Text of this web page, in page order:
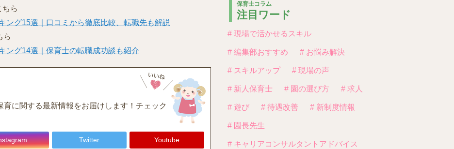
ら
ング15選｜口コミから徹底比較、転職先も解説
ら
ング14選｜保育士の転職成功談も紹介
に関する最新情報をお届けします！チェック
Twitter Youtube
保育士コラム
注目ワード
# 現場で活かせるスキル
# 編集部おすすめ # お悩み解決
# スキルアップ # 現場の声
# 新人保育士 # 園の選び方 # 求人
# 遊び # 待遇改善 # 新制度情報
# 園長先生
# キャリアコンサルタントアドバイス